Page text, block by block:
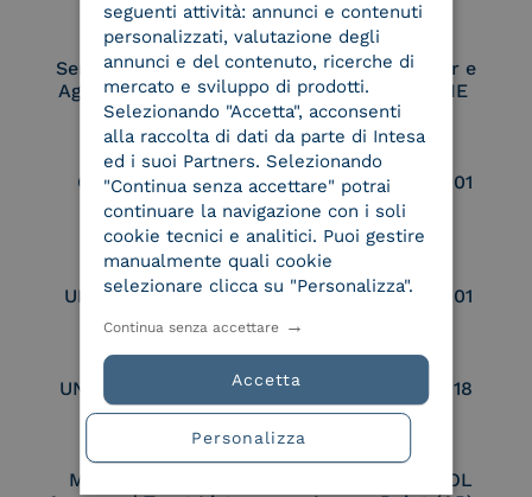
Service Provider e
Aggregatore SPID
Service Provider e
Aggregatore CIE
Conservatore
qualificato
UNI EN ISO 37001
UNI EN ISO 9001 UNI EN ISO 27001
UNI EN ISO 27017 UNI EN ISO 27018
Membro Adobe
Certified PEPPOL
seguenti attività: annunci e contenuti
personalizzati, valutazione degli
annunci e del contenuto, ricerche di
mercato e sviluppo di prodotti.
Selezionando "Accetta", acconsenti
alla raccolta di dati da parte di Intesa
ed i suoi Partners. Selezionando
"Continua senza accettare" potrai
continuare la navigazione con i soli
cookie tecnici e analitici. Puoi gestire
manualmente quali cookie
selezionare clicca su "Personalizza".
Accetta
Continua senza accettare
Personalizza